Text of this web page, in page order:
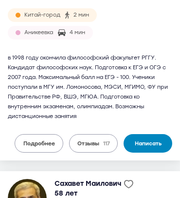
Китай-город 2 мин
Аникеевка 4 мин
в 1998 году окончила философский факультет РГГУ.
Кандидат философских наук. Подготовка к ЕГЭ и ОГЭ с
2007 года. Максимальный балл на ЕГЭ - 100. Ученики
поступали в МГУ им. Ломоносова, МЭСИ, МГИМО, ФУ при
Правительстве РФ, ВШЭ, МГЮА. Подготовка ко
внутренним экзаменам, олимпиадам. Возможны
дистанционные занятия
Подробнее Отзывы 117 Написать
Сахавет Маилович
58 лет